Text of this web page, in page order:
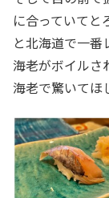
に合っていてと
と北海道で一番
海老がボイルさ
海老で驚いてほ